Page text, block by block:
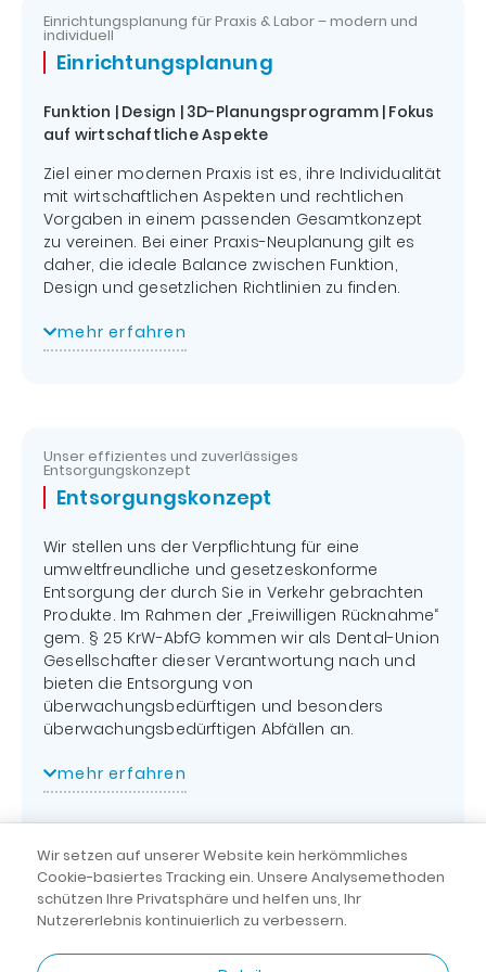
gesetzlichen
Vorschriften
Dokumentation
der Prüfungen
Sicherheit
fachliche
Kompetenz
Kostengünstig
durch
automatisierten
Mess- und
genießen Sie zudem
den Vorteil, dass wir
für Sie kostenlos die
Erstellung und Pflege
des
Bestandsverzeichnisses
und die Überwachung
der Prüffristen für die
elektrischen,
prüfpflichtigen Geräte
übernehmen.
Sie profitieren von
zahlreichen Vorteilen
und wir garantieren
einen effektiven Ablauf
und eine kompetente
Durchführung.
Überzeugt? Dann
lassen Sie uns direkt
wissen, was wir für Sie
tun können.
bedarfsgerechte
Auswahl
sämtlicher
Individuelle
Serverlösungen
Umsetzung
der Planung,
Beschaffung
der
Ressourcen
Integration /
Dentalgeräten
Software
Installation
und
Betrieb des IT-
Systems,
Erfolgskontrolle
und
Überwachung
der
Zielerreichung
Optimierung
Fehleranalyse
von IT-
Laufende Betreuung des IT-
Systems, Wartung und
Sicherheitsanalyse sowie
Notfallmanagement
Einrichtungsplanung für Praxis & Labor – modern und
individuell
Einrichtungs­planung
Funktion | Design | 3D-Planungsprogramm | Fokus
auf wirtschaftliche Aspekte
Ziel einer modernen Praxis ist es, ihre Individualität
mit wirtschaftlichen Aspekten und rechtlichen
Vorgaben in einem passenden Gesamtkonzept
zu vereinen. Bei einer Praxis-Neuplanung gilt es
daher, die ideale Balance zwischen Funktion,
Design und gesetzlichen Richtlinien zu finden.
Impersönlichen Gespräch
individuellen Anforderungen an Ihre neuen Räume
abgestimmte Licht- und Farbkonzepte.
Sehen Sie selbst – mit unserem
gesamte Planung Ihrer Praxis oder Ihres Labors.
Nicht nur in der Planung, sondern auch während
derRealisierung im Rahmen einer Objekt- und
Baubetreuungachten wir darauf, dass das
gewünschte Ergebnis zu Ihrer vollsten
Zufriedenheit erreicht wird.
Unser Ziel ist es, für Sie die optimalen räumlichen
Voraussetzungen zu erschaffen, um somit den
Grundstein für eine erfolgreiche Praxis zu legen.
mehr erfahren
Unser effizientes und zuverlässiges
Entsorgungskonzept
Entsorgungs­konzept
Wir stellen uns der Verpflichtung für eine
umweltfreundliche und gesetzeskonforme
Entsorgung der durch Sie in Verkehr gebrachten
Produkte. Im Rahmen der „Freiwilligen Rücknahme“
gem. § 25 KrW-AbfG kommen wir als Dental-Union
Gesellschafter dieser Verantwortung nach und
bieten die Entsorgung von
überwachungsbedürftigen und besonders
überwachungsbedürftigen Abfällen an.
Die logistische und
inkl. Entsorgungsnachweis
unseres Services.
Unsere Leistungen für Sie:
Ihrer Zahnarztpraxis oder Ihrem Labor
mehr erfahren
Broschüre ansehen
© dental 2000
Impressum
Rundum-sorglos-
Wir setzen auf unserer Website kein herkömmliches
Cookie-basiertes Tracking ein. Unsere Analysemethoden
schützen Ihre Privatsphäre und helfen uns, Ihr
Nutzererlebnis kontinuierlich zu verbessern.